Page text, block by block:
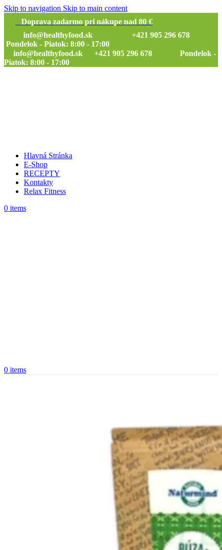
Skip to navigation Skip to main content
Doprava zadarmo pri nákupe nad 80 €
info@healthyfood.sk
+421 905 296 678
Pondelok - Piatok: 8:00 - 17:00
info@healthyfood.sk
+421 905 296 678 Pondelok -
Piatok: 8:00 - 17:00
Hlavná Stránka
E-Shop
RECEPTY
Kontakty
Relax Fitness
0 items
0 items